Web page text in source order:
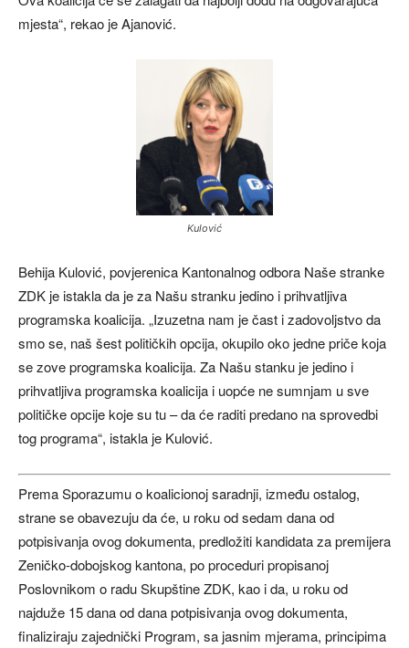
mjesta“, rekao je Ajanović.
Kulović
Behija Kulović, povjerenica Kantonalnog odbora Naše stranke
ZDK je istakla da je za Našu stranku jedino i prihvatljiva
programska koalicija. „Izuzetna nam je čast i zadovoljstvo da
smo se, naš šest političkih opcija, okupilo oko jedne priče koja
se zove programska koalicija. Za Našu stanku je jedino i
prihvatljiva programska koalicija i uopće ne sumnjam u sve
političke opcije koje su tu – da će raditi predano na sprovedbi
tog programa“, istakla je Kulović.
Prema Sporazumu o koalicionoj saradnji, između ostalog,
strane se obavezuju da će, u roku od sedam dana od
potpisivanja ovog dokumenta, predložiti kandidata za premijera
Zeničko-dobojskog kantona, po proceduri propisanoj
Poslovnikom o radu Skupštine ZDK, kao i da, u roku od
najduže 15 dana od dana potpisivanja ovog dokumenta,
finaliziraju zajednički Program, sa jasnim mjerama, principima